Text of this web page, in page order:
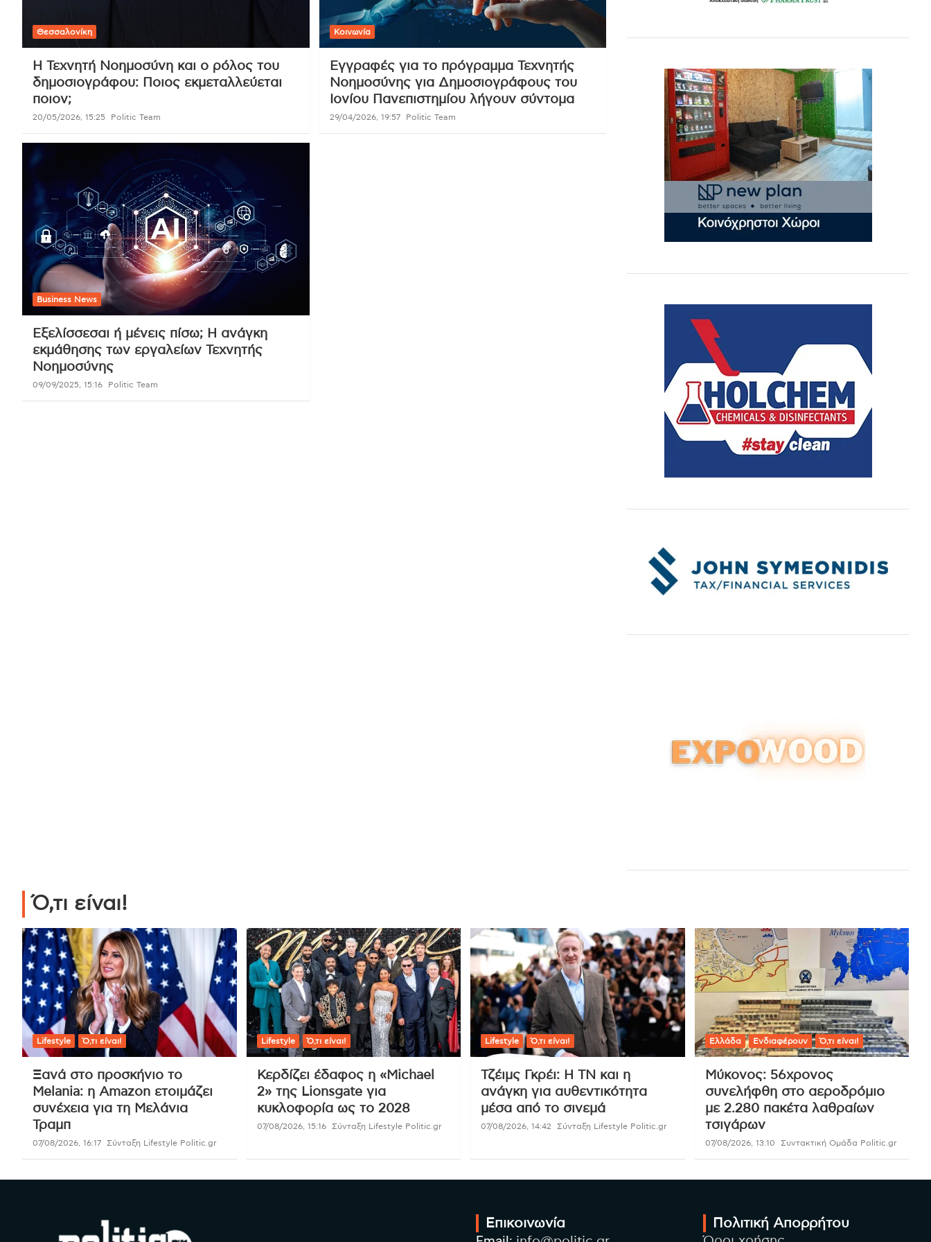
Θεσσαλονίκη
Η Τεχνητή Νοημοσύνη και ο ρόλος του
δημοσιογράφου: Ποιος εκμεταλλεύεται
ποιον;
20/05/2026, 15:25 Politic Team
Κοινωνία
Εγγραφές για το πρόγραμμα Τεχνητής
Νοημοσύνης για Δημοσιογράφους του
Ιονίου Πανεπιστημίου λήγουν σύντομα
29/04/2026, 19:57 Politic Team
Business News
Εξελίσσεσαι ή μένεις πίσω; Η ανάγκη
εκμάθησης των εργαλείων Τεχνητής
Νοημοσύνης
09/09/2025, 15:16 Politic Team
Ό,τι είναι!
Lifestyle Ό,τι είναι!
Ξανά στο προσκήνιο το
Melania: η Amazon ετοιμάζει
συνέχεια για τη Μελάνια
Τραμπ
07/08/2026, 16:17 Σύνταξη Lifestyle Politic.gr
Lifestyle Ό,τι είναι!
Κερδίζει έδαφος η «Michael
2» της Lionsgate για
κυκλοφορία ως το 2028
07/08/2026, 15:16 Σύνταξη Lifestyle Politic.gr
Lifestyle Ό,τι είναι!
Τζέιμς Γκρέι: Η ΤΝ και η
ανάγκη για αυθεντικότητα
μέσα από το σινεμά
07/08/2026, 14:42 Σύνταξη Lifestyle Politic.gr
Ελλάδα Ενδιαφέρουν Ό,τι είναι!
Μύκονος: 56χρονος
συνελήφθη στο αεροδρόμιο
με 2.280 πακέτα λαθραίων
τσιγάρων
07/08/2026, 13:10 Συντακτική Ομάδα Politic.gr
Επικοινωνία Πολιτική Απορρήτου